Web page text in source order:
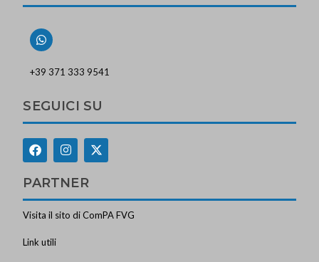
+39 371 333 9541
SEGUICI SU
PARTNER
Visita il sito di ComPA FVG
Link utili